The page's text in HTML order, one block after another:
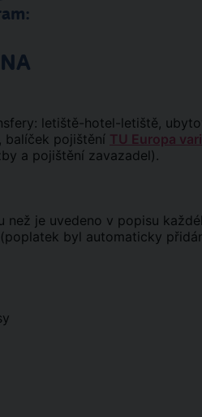
letiště-hotel-letiště,
balíček pojištění TU Europa
a pojištění zavazadel).
je uvedeno v popisu
byl automaticky